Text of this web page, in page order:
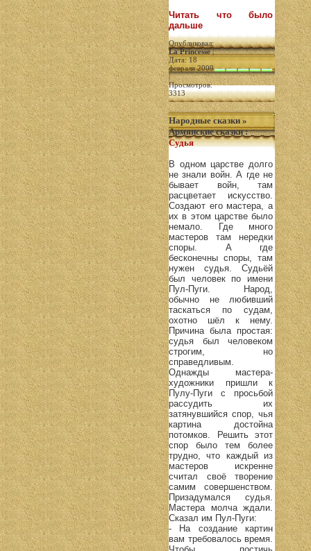
Читать что было
дальше
Опубликовал:
La Princesse|
Дата: 18
февраля 2009
|
Просмотров:
3313
Народные сказки »
Армянские сказки:
Судья
В одном царстве долго
не знали войн. А где не
бывает войн, там
расцветает искусство.
Создают его мастера, а
их в этом царстве было
немало. Где много
мастеров там нередки
споры. А где
бесконечны споры, там
нужен судья. Судьёй
был человек по имени
Пул-Пуги. Народ,
обычно не любивший
таскаться по судам,
охотно шёл к нему.
Причина была простая:
судья был человеком
строгим, но
справедливым.
Однажды мастера-
художники пришли к
Пулу-Пуги с просьбой
рассудить их
затянувшийся спор, чья
картина достойна
потомков. Решить этот
спор было тем более
трудно, что каждый из
мастеров искренне
считал своё творение
самим совершенством.
Призадумался судья.
Мастера молча ждали.
Сказал им Пул-Пуги:
- На создание картин
вам требовалось время.